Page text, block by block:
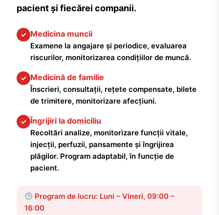
pacient și fiecărei companii.
✓ Medicina muncii
Examene la angajare și periodice, evaluarea
riscurilor, monitorizarea condițiilor de muncă.
✓ Medicină de familie
Înscrieri, consultații, rețete compensate, bilete
de trimitere, monitorizare afecțiuni.
✓ Îngrijiri la domiciliu
Recoltări analize, monitorizare funcții vitale,
injecții, perfuzii, pansamente și îngrijirea
plăgilor. Program adaptabil, în funcție de
pacient.
Program de lucru: Luni – Vineri, 09:00 –
16:00